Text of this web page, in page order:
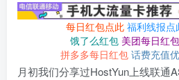
每日红包点此 福利线报点
饿了么红包 美团每日红包
拼多多每日红包 话费充值
月初我们分享过HostYun上线联通